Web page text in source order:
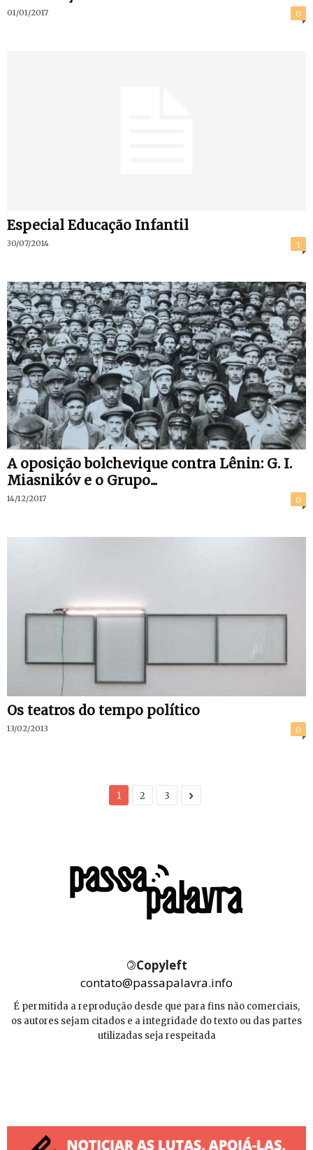
01/01/2017 0
Especial Educação Infantil
30/07/2014 1
A oposição bolchevique contra Lênin: G. I.
Miasnikóv e o Grupo...
14/12/2017 0
Os teatros do tempo político
13/02/2013 0
1 2 3
©Copyleft
contato@passapalavra.info
É permitida a reprodução desde que para fins não comerciais,
os autores sejam citados e a integridade do texto ou das partes
utilizadas seja respeitada